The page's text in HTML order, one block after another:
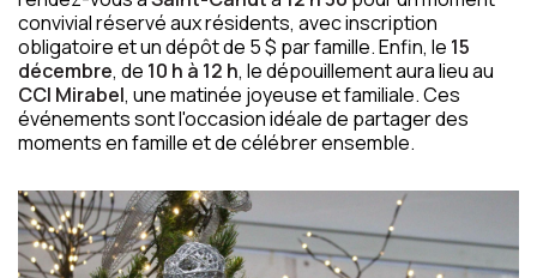
convivial réservé aux résidents, avec inscription
obligatoire et un dépôt de 5 $ par famille. Enfin, le 15
décembre, de 10 h à 12 h, le dépouillement aura lieu au
CCI Mirabel, une matinée joyeuse et familiale. Ces
événements sont l'occasion idéale de partager des
moments en famille et de célébrer ensemble.